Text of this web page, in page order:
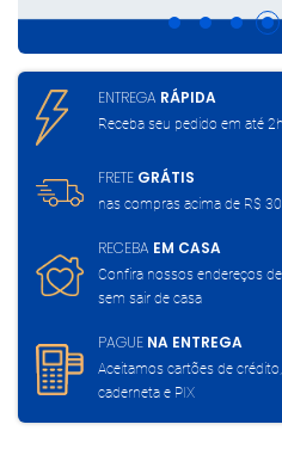
ENTREGA RÁPIDA
Receba seu pedido em até 2h
FRETE GRÁTIS
nas compras acima de R$
RECEBA EM CASA
Confira nossos endereços
sem sair de casa
PAGUE NA ENTREGA
Aceitamos cartões de
caderneta e PIX